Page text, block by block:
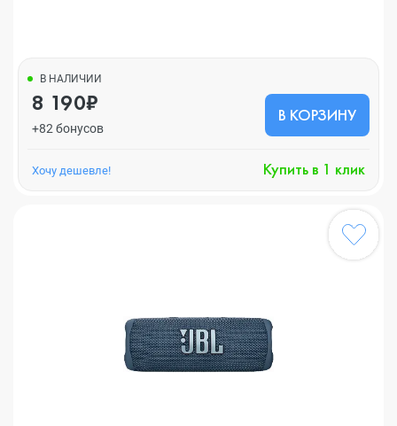
В НАЛИЧИИ
8 190₽
+82 бонусов
В КОРЗИНУ
Хочу дешевле! Купить в 1 клик